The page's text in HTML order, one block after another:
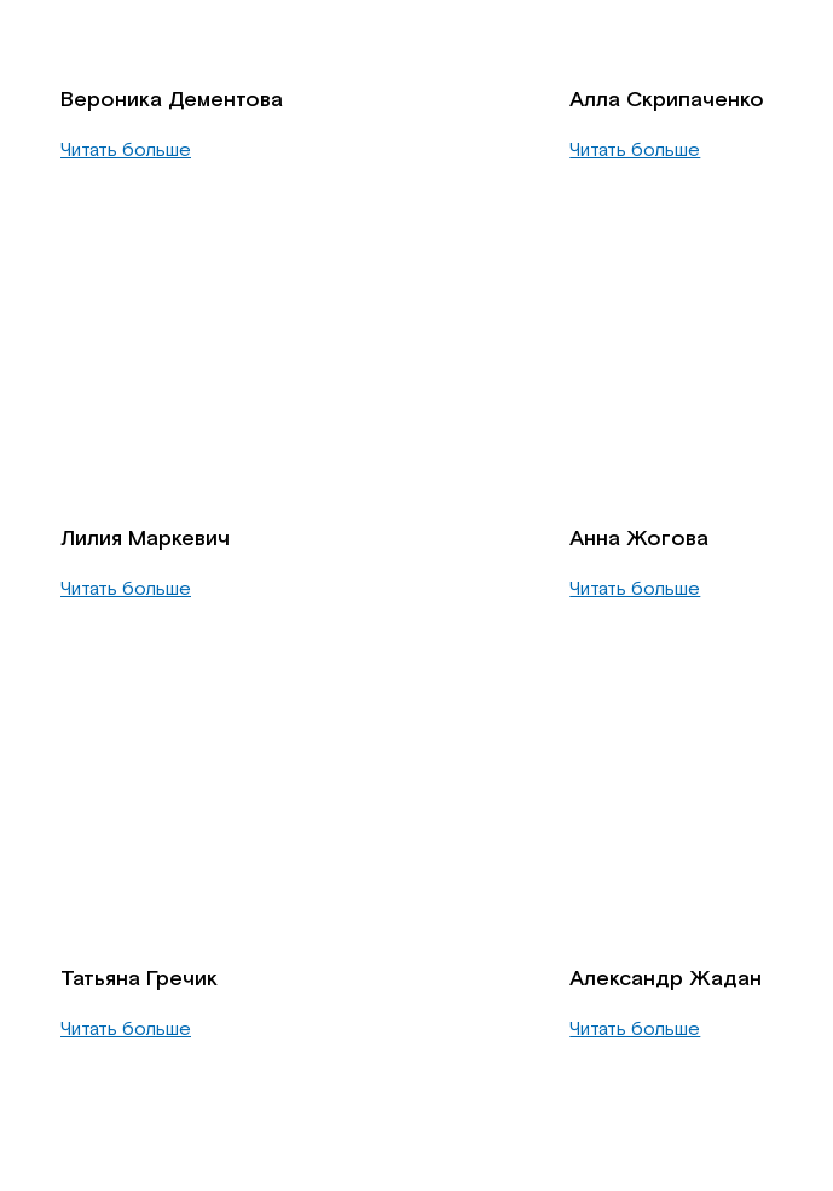
Вероника Дементова
Читать больше
Алла Скрипаченко
Читать больше
Лилия Маркевич
Читать больше
Анна Жогова
Читать больше
Татьяна Гречик
Читать больше
Александр Жадан
Читать больше